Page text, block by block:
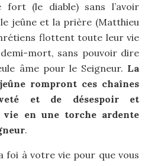
fort (le diable) sans l’avoir
jeûne et la prière (Matthieu
flottent toute leur vie
mort, sans pouvoir dire
âme pour le Seigneur. La
rompront ces chaînes
et de désespoir et
en une torche ardente
.
foi à votre vie pour que vous